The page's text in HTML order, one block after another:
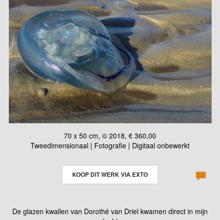
70 x 50 cm, © 2018, € 360,00
Tweedimensionaal | Fotografie | Digitaal onbewerkt
KOOP DIT WERK VIA EXTO
De glazen kwallen van Dorothé van Driel kwamen direct in mijn